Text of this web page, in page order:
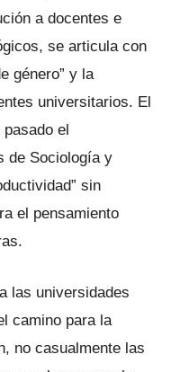
a docentes e
se articula con
género” y la
universitarios. El
el
de Sociología y
sin
el pensamiento
las universidades
camino para la
no casualmente las